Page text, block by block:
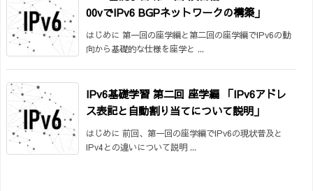
00vでIPv6 BGPネットワークの構築」
はじめに 第一回の座学編と第二回の座学編でIPv6の動
向から基礎的な仕様を座学と ...
IPv6基礎学習 第二回 座学編 「IPv6アドレ
ス表記と自動割り当てについて説明」
はじめに 前回、第一回の座学編でIPv6の現状普及と
IPv4との違いについて説明 ...